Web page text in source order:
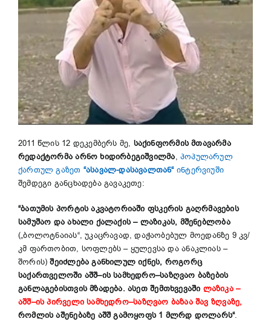
2011 წლის 12 დეკემბერს მე, საქინფორმის მთავარმა
რედაქტორმა არნო ხიდირბეგიშვილმა, პოპულარულ
ქართულ გაზეთ “ასავალ-დასავალთან“ინტერვიუში
შემდეგი განცხადება გავაკეთე:
“ბათუმის პორტის აკვატორიაში ფსკერის გაღრმავების
სამუშაო და ახალი ქალაქის– ლაზიკას, მშენებლობა
(„ბოლოტნაიას“, უკაცრავად, დაჭაობებულ მოედანზე 9 კვ/
კმ ფართობით, სოფლებს – ყულევსა და ანაკლიას –
შორის) შეიძლება განხილულ იქნეს, როგორც
საქართველოში აშშ–ის სამხედრო–საზღვაო ბაზების
განლაგებისთვის მზადება.ასეთ შემთხვევაში ლაზიკა –
აშშ–ის პირველი სამხედრო–საზღვაო ბაზაა შავ ზღვაზე,
რომლის აშენებაზე აშშ გამოყოფს1 მლრდ დოლარს“.